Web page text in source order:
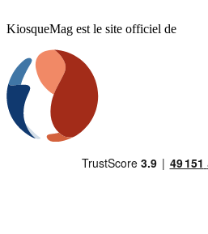
KiosqueMag est le site officiel de